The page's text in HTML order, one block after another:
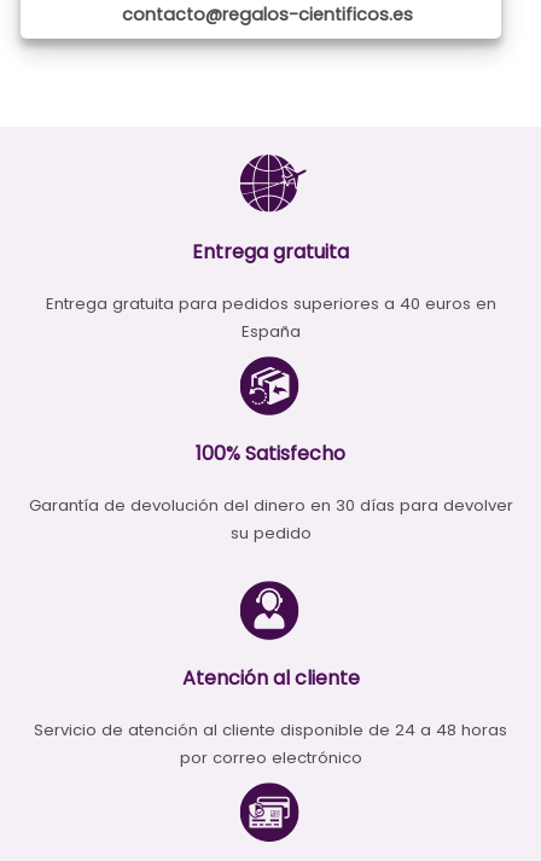
contacto@regalos-cientificos.es
Entrega gratuita
Entrega gratuita para pedidos superiores a 40 euros en
España
100% Satisfecho
Garantía de devolución del dinero en 30 días para devolver
su pedido
Atención al cliente
Servicio de atención al cliente disponible de 24 a 48 horas
por correo electrónico